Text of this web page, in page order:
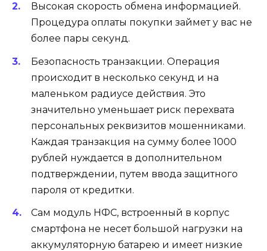
Высокая скорость обмена информацией.
Процедура оплаты покупки займет у вас не
более пары секунд.
Безопасность транзакции. Операция
происходит в несколько секунд и на
маленьком радиусе действия. Это
значительно уменьшает риск перехвата
персональных реквизитов мошенниками.
Каждая транзакция на сумму более 1000
рублей нуждается в дополнительном
подтверждении, путем ввода защитного
пароля от кредитки.
Сам модуль НФС, встроенный в корпус
смартфона не несет большой нагрузки на
аккумуляторную батарею и имеет низкие